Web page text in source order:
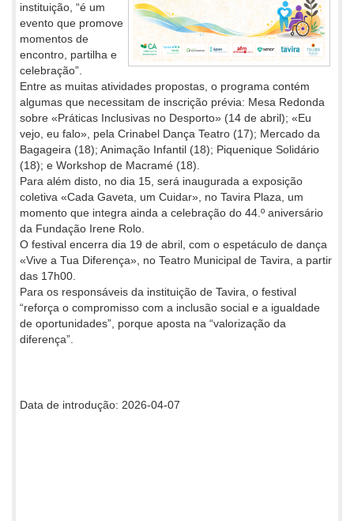
instituição, “é um
evento que promove
momentos de
encontro, partilha e
celebração”.
Entre as muitas atividades propostas, o programa contém
algumas que necessitam de inscrição prévia: Mesa Redonda
sobre «Práticas Inclusivas no Desporto» (14 de abril); «Eu
vejo, eu falo», pela Crinabel Dança Teatro (17); Mercado da
Bagageira (18); Animação Infantil (18); Piquenique Solidário
(18); e Workshop de Macramé (18).
Para além disto, no dia 15, será inaugurada a exposição
coletiva «Cada Gaveta, um Cuidar», no Tavira Plaza, um
momento que integra ainda a celebração do 44.º aniversário
da Fundação Irene Rolo.
O festival encerra dia 19 de abril, com o espetáculo de dança
«Vive a Tua Diferença», no Teatro Municipal de Tavira, a partir
das 17h00.
Para os responsáveis da instituição de Tavira, o festival
“reforça o compromisso com a inclusão social e a igualdade
de oportunidades”, porque aposta na “valorização da
diferença”.
Data de introdução: 2026-04-07